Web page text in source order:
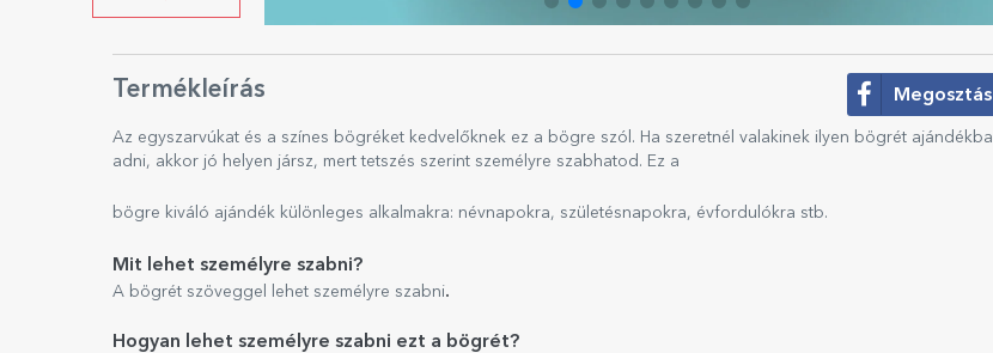
Termékleírás Megosztás
Az egyszarvúkat és a színes bögréket kedvelőknek ez a bögre szól. Ha szeretnél valakinek ilyen bögrét ajándékba
adni, akkor jó helyen jársz, mert tetszés szerint személyre szabhatod. Ez a
bögre kiváló ajándék különleges alkalmakra: névnapokra, születésnapokra, évfordulókra stb.
Mit lehet személyre szabni?
A bögrét szöveggel lehet személyre szabni.
Hogyan lehet személyre szabni ezt a bögrét?